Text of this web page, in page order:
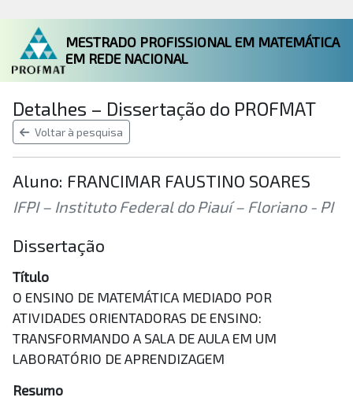
MESTRADO PROFISSIONAL EM MATEMÁTICA
EM REDE NACIONAL
Detalhes – Dissertação do PROFMAT
Voltar à pesquisa
Aluno: FRANCIMAR FAUSTINO SOARES
IFPI – Instituto Federal do Piauí – Floriano - PI
Dissertação
Título
O ENSINO DE MATEMÁTICA MEDIADO POR
ATIVIDADES ORIENTADORAS DE ENSINO:
TRANSFORMANDO A SALA DE AULA EM UM
LABORATÓRIO DE APRENDIZAGEM
Resumo